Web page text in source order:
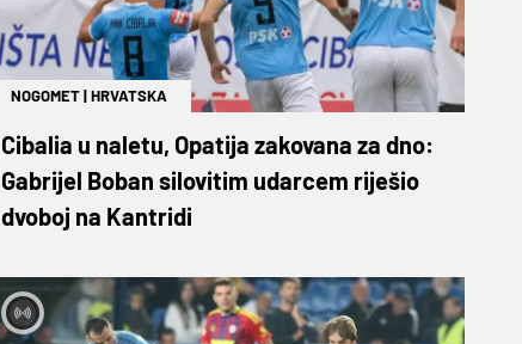
NOGOMET|HRVATSKA
Cibalia u naletu, Opatija zakovana za dno:
Gabrijel Boban silovitim udarcem riješio
dvoboj na Kantridi